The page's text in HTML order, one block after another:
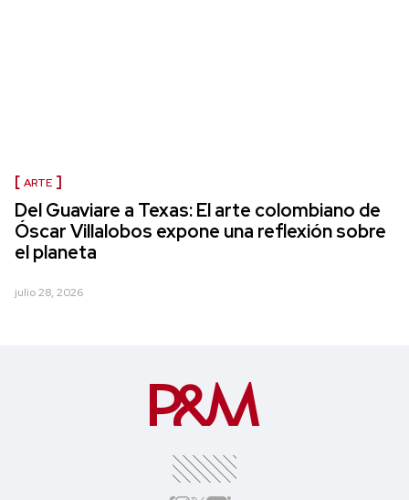
ARTE
Del Guaviare a Texas: El arte colombiano de
Óscar Villalobos expone una reflexión sobre
el planeta
julio 28, 2026